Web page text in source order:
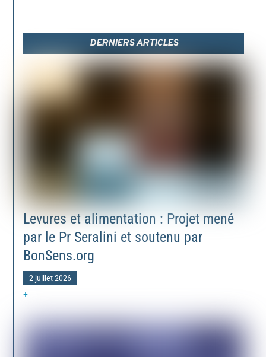
DERNIERS ARTICLES
Levures et alimentation : Projet mené
par le Pr Seralini et soutenu par
BonSens.org
2 juillet 2026
+